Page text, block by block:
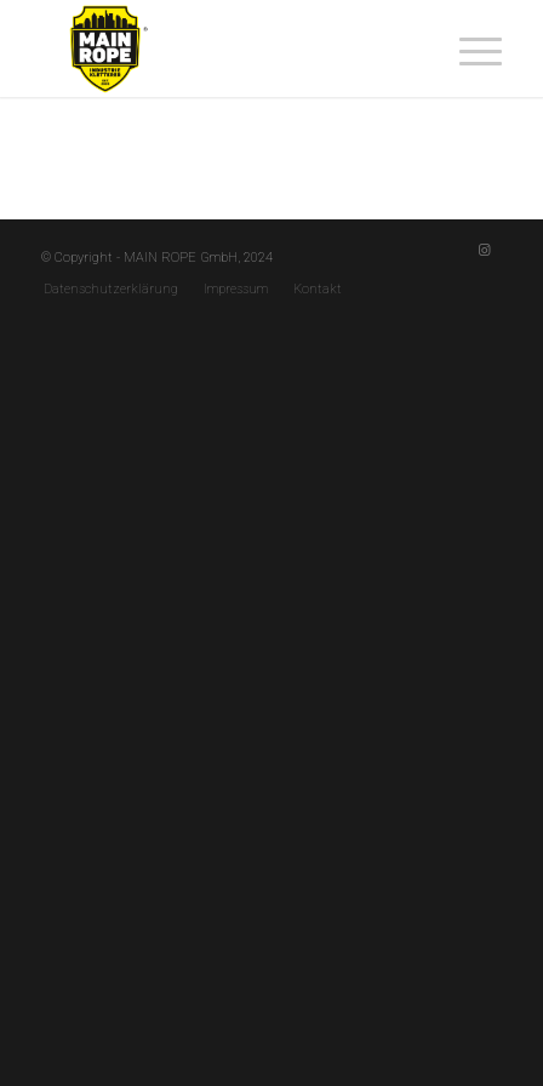
© Copyright - MAIN ROPE GmbH, 2024
Datenschutzerklärung
Impressum Kontakt